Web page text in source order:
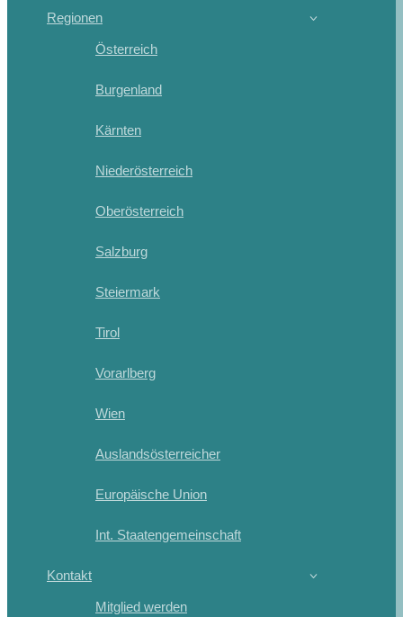
Regionen
Österreich
Burgenland
Kärnten
Niederösterreich
Oberösterreich
Salzburg
Steiermark
Tirol
Vorarlberg
Wien
Auslandsösterreicher
Europäische Union
Int. Staatengemeinschaft
Kontakt
Mitglied werden